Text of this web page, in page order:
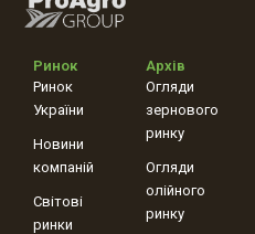
Ринок
Ринок
України
Новини
компаній
Світові
ринки
Архів
Огляди
зернового
ринку
Огляди
олійного
ринку